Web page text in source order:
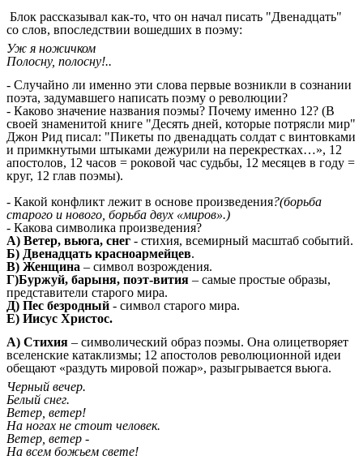
Блок рассказывал как-то, что он начал писать "Двенадцать"
со слов, впоследствии вошедших в поэму:
Уж я ножичком
Полосну, полосну!..
- Случайно ли именно эти слова первые возникли в сознании
поэта, задумавшего написать поэму о революции?
- Каково значение названия поэмы? Почему именно 12? (В
своей знаменитой книге "Десять дней, которые потрясли мир"
Джон Рид писал: "Пикеты по двенадцать солдат с винтовками
и примкнутыми штыками дежурили на перекрестках…», 12
апостолов, 12 часов = роковой час судьбы, 12 месяцев в году =
круг, 12 глав поэмы).
- Какой конфликт лежит в основе произведения?(борьба
старого и нового, борьба двух «миров».)
- Какова символика произведения?
А) Ветер, вьюга, снег - стихия, всемирный масштаб событий.
Б) Двенадцать красноармейцев.
В) Женщина – символ возрождения.
Г)Буржуй, барыня, поэт-вития – самые простые образы,
представители старого мира.
Д) Пес безродный - символ старого мира.
Е) Иисус Христос.
А) Стихия – символический образ поэмы. Она олицетворяет
вселенские катаклизмы; 12 апостолов революционной идеи
обещают «раздуть мировой пожар», разыгрывается вьюга.
Черный вечер.
Белый снег.
Ветер, ветер!
На ногах не стоит человек.
Ветер, ветер -
На всем божьем свете!